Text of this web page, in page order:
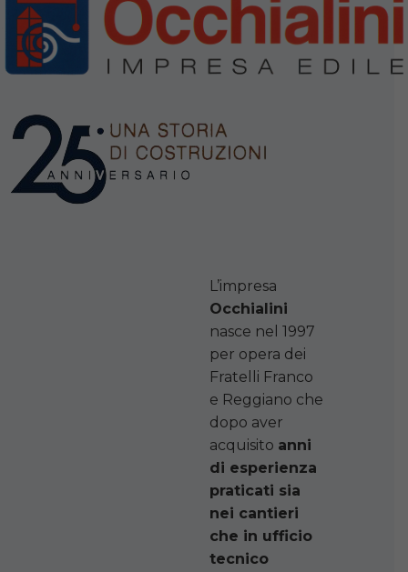
L’impresa
Occhialini
nasce nel 1997
per opera dei
Fratelli Franco
e Reggiano che
dopo aver
acquisito anni
di esperienza
praticati sia
nei cantieri
che in ufficio
tecnico